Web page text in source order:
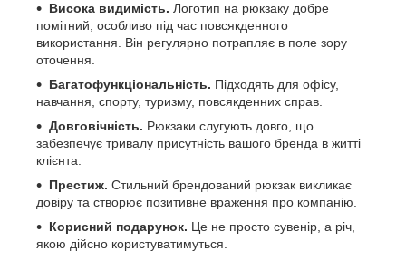
Висока видимість. Логотип на рюкзаку добре
помітний, особливо під час повсякденного
використання. Він регулярно потрапляє в поле зору
оточення.
Багатофункціональність. Підходять для офісу,
навчання, спорту, туризму, повсякденних справ.
Довговічність. Рюкзаки слугують довго, що
забезпечує тривалу присутність вашого бренда в житті
клієнта.
Престиж. Стильний брендований рюкзак викликає
довіру та створює позитивне враження про компанію.
Корисний подарунок. Це не просто сувенір, а річ,
якою дійсно користуватимуться.